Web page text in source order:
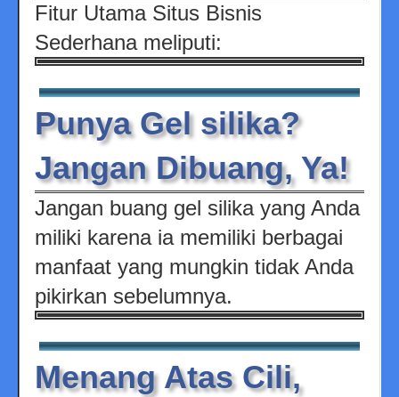
Fitur Utama Situs Bisnis
Sederhana meliputi:
Punya Gel silika?
Jangan Dibuang, Ya!
Jangan buang gel silika yang Anda
miliki karena ia memiliki berbagai
manfaat yang mungkin tidak Anda
pikirkan sebelumnya.
Menang Atas Cili,